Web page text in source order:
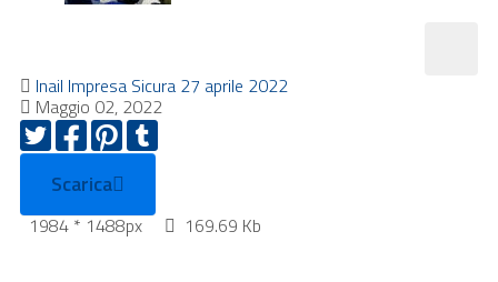
Inail Impresa Sicura 27 aprile 2022
Maggio 02, 2022
Scarica
1984 * 1488px 169.69 Kb